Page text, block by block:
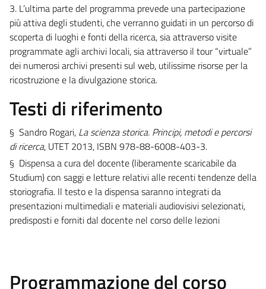
3. L’ultima parte del programma prevede una partecipazione
più attiva degli studenti, che verranno guidati in un percorso di
scoperta di luoghi e fonti della ricerca, sia attraverso visite
programmate agli archivi locali, sia attraverso il tour “virtuale”
dei numerosi archivi presenti sul web, utilissime risorse per la
ricostruzione e la divulgazione storica.
Testi di riferimento
§ Sandro Rogari, La scienza storica. Principi, metodi e percorsi
di ricerca, UTET 2013, ISBN 978-88-6008-403-3.
§ Dispensa a cura del docente (liberamente scaricabile da
Studium) con saggi e letture relativi alle recenti tendenze della
storiografia. Il testo e la dispensa saranno integrati da
presentazioni multimediali e materiali audiovisivi selezionati,
predisposti e forniti dal docente nel corso delle lezioni
Programmazione del corso